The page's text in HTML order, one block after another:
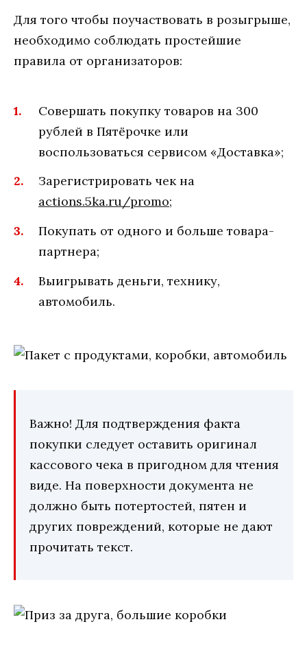
Для того чтобы поучаствовать в розыгрыше,
необходимо соблюдать простейшие
правила от организаторов:
Совершать покупку товаров на 300
рублей в Пятёрочке или
воспользоваться сервисом «Доставка»;
Зарегистрировать чек на
actions.5ka.ru/promo;
Покупать от одного и больше товара-
партнера;
Выигрывать деньги, технику,
автомобиль.
Важно! Для подтверждения факта
покупки следует оставить оригинал
кассового чека в пригодном для чтения
виде. На поверхности документа не
должно быть потертостей, пятен и
других повреждений, которые не дают
прочитать текст.